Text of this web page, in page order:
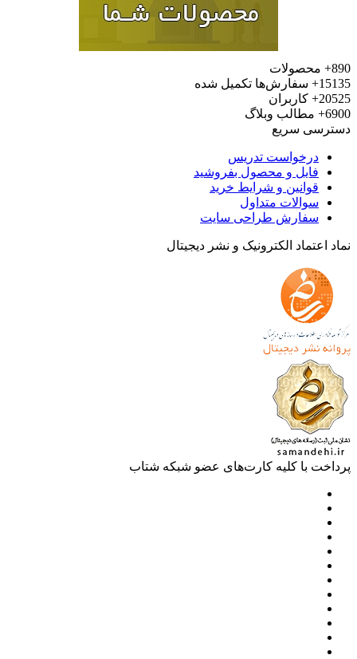
محصولات
سفارش‌ها تکمیل شده
کاربران
مطالب وبلاگ
سریع
درخواست تدریس
فایل و محصول بفروشید
قوانین و شرایط خرید
سوالات متداول
سفارش طراحی سایت
اعتماد الکترونیک و نشر دیجیتال
با کلیه کارت‌های عضو شبکه شتاب